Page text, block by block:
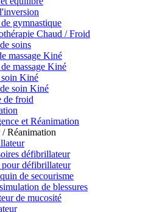
gymnastique
Chaud / Froid
soins
massage Kiné
massage Kiné
Kiné
soin Kiné
de froid
et Réanimation
Réanimation
défibrillateur
défibrillateur
de secourisme
de blessures
de mucosité